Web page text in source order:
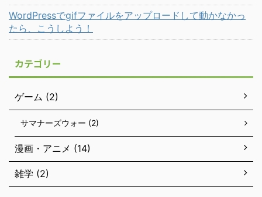
WordPressでgifファイルをアップロードして動かなかっ
たら、こうしよう！
カテゴリー
ゲーム (2)
サマナーズウォー (2)
漫画・アニメ (14)
雑学 (2)